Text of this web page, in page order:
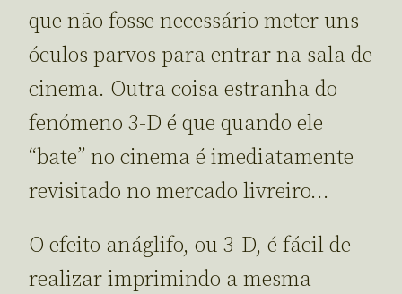
que não fosse necessário meter uns
óculos parvos para entrar na sala de
cinema. Outra coisa estranha do
fenómeno 3-D é que quando ele
“bate” no cinema é imediatamente
revisitado no mercado livreiro…
O efeito anáglifo, ou 3-D, é fácil de
realizar imprimindo a mesma